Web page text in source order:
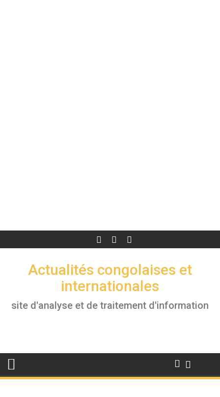
Actualités congolaises et
internationales
site d'analyse et de traitement d'information